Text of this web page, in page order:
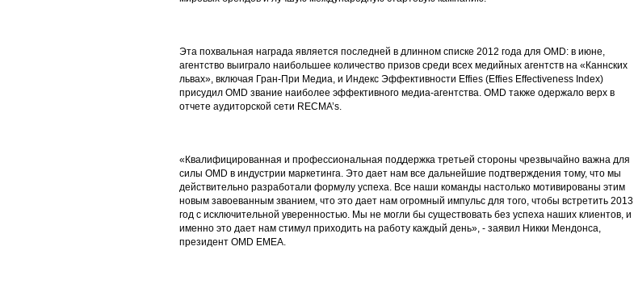
Эта похвальная награда является последней в длинном списке 2012 года для OMD: в июне,
агентство выиграло наибольшее количество призов среди всех медийных агентств на «Каннских
львах», включая Гран-При Медиа, и Индекс Эффективности Effies (Effies Effectiveness Index)
присудил OMD звание наиболее эффективного медиа-агентства. OMD также одержало верх в
отчете аудиторской сети RECMA’s.
«Квалифицированная и профессиональная поддержка третьей стороны чрезвычайно важна для
силы OMD в индустрии маркетинга. Это дает нам все дальнейшие подтверждения тому, что мы
действительно разработали формулу успеха. Все наши команды настолько мотивированы этим
новым завоеванным званием, что это дает нам огромный импульс для того, чтобы встретить 2013
год с исключительной уверенностью. Мы не могли бы существовать без успеха наших клиентов, и
именно это дает нам стимул приходить на работу каждый день», - заявил Никки Мендонса,
президент OMD EMEA.